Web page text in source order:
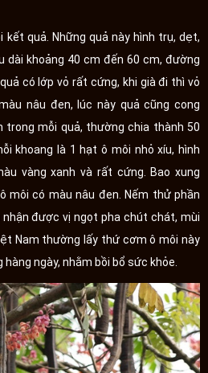
quả. Những quả này hình trụ, dẹt,
dài khoảng 40 cm đến 60 cm, đường
có lớp vỏ rất cứng, khi già đi thì vỏ
nâu đen, lúc này quả cũng cong
trong mỗi quả, thường chia thành 50
khoang là 1 hạt ô môi nhỏ xíu, hình
vàng xanh và rất cứng. Bao xung
môi có màu nâu đen. Nếm thử phần
được vị ngọt pha chút chát, mùi
Nam thường lấy thứ cơm ô môi này
ngày, nhằm bồi bổ sức khỏe.